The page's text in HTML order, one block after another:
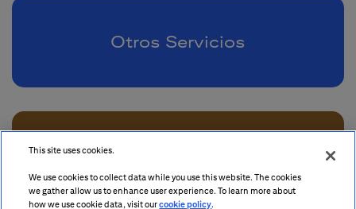
Otros Servicios
Gobierno Corporativo
This site uses cookies.
We use cookies to collect data while you use this website. The cookies
we gather allow us to enhance user experience. To learn more about
how we use cookie data, visit ourcookie policy.